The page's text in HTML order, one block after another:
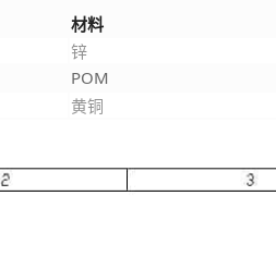
材料
锌
POM
黄铜